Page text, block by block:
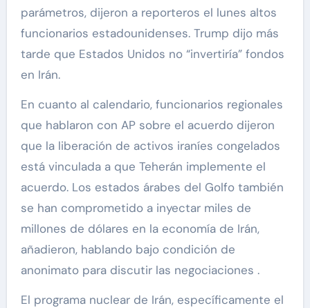
parámetros, dijeron a reporteros el lunes altos
funcionarios estadounidenses. Trump dijo más
tarde que Estados Unidos no “invertiría” fondos
en Irán.
En cuanto al calendario, funcionarios regionales
que hablaron con AP sobre el acuerdo dijeron
que la liberación de activos iraníes congelados
está vinculada a que Teherán implemente el
acuerdo. Los estados árabes del Golfo también
se han comprometido a inyectar miles de
millones de dólares en la economía de Irán,
añadieron, hablando bajo condición de
anonimato para discutir las negociaciones .
El programa nuclear de Irán, específicamente el